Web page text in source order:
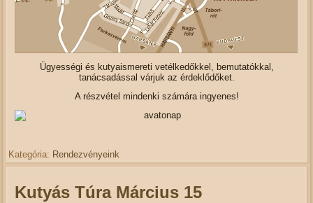
Ügyességi és kutyaismereti vetélkedőkkel, bemutatókkal,
tanácsadással várjuk az érdeklődőket.
A részvétel mindenki számára ingyenes!
Kategória: Rendezvényeink
Kutyás Túra Március 15